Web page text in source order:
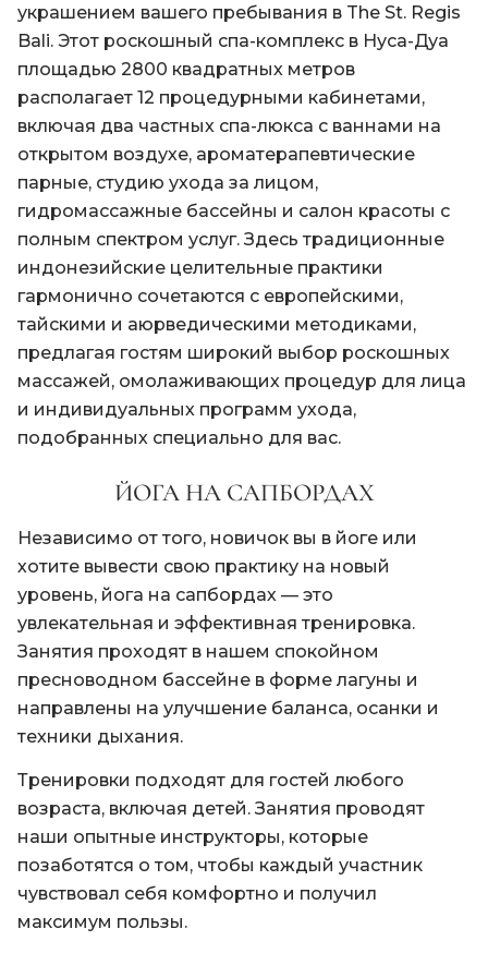
украшением вашего пребывания в The St. Regis
Bali. Этот роскошный спа-комплекс в Нуса-Дуа
площадью 2800 квадратных метров
располагает 12 процедурными кабинетами,
включая два частных спа-люкса с ваннами на
открытом воздухе, ароматерапевтические
парные, студию ухода за лицом,
гидромассажные бассейны и салон красоты с
полным спектром услуг. Здесь традиционные
индонезийские целительные практики
гармонично сочетаются с европейскими,
тайскими и аюрведическими методиками,
предлагая гостям широкий выбор роскошных
массажей, омолаживающих процедур для лица
и индивидуальных программ ухода,
подобранных специально для вас.
ЙОГА НА САПБОРДАХ
Независимо от того, новичок вы в йоге или
хотите вывести свою практику на новый
уровень, йога на сапбордах — это
увлекательная и эффективная тренировка.
Занятия проходят в нашем спокойном
пресноводном бассейне в форме лагуны и
направлены на улучшение баланса, осанки и
техники дыхания.
Тренировки подходят для гостей любого
возраста, включая детей. Занятия проводят
наши опытные инструкторы, которые
позаботятся о том, чтобы каждый участник
чувствовал себя комфортно и получил
максимум пользы.